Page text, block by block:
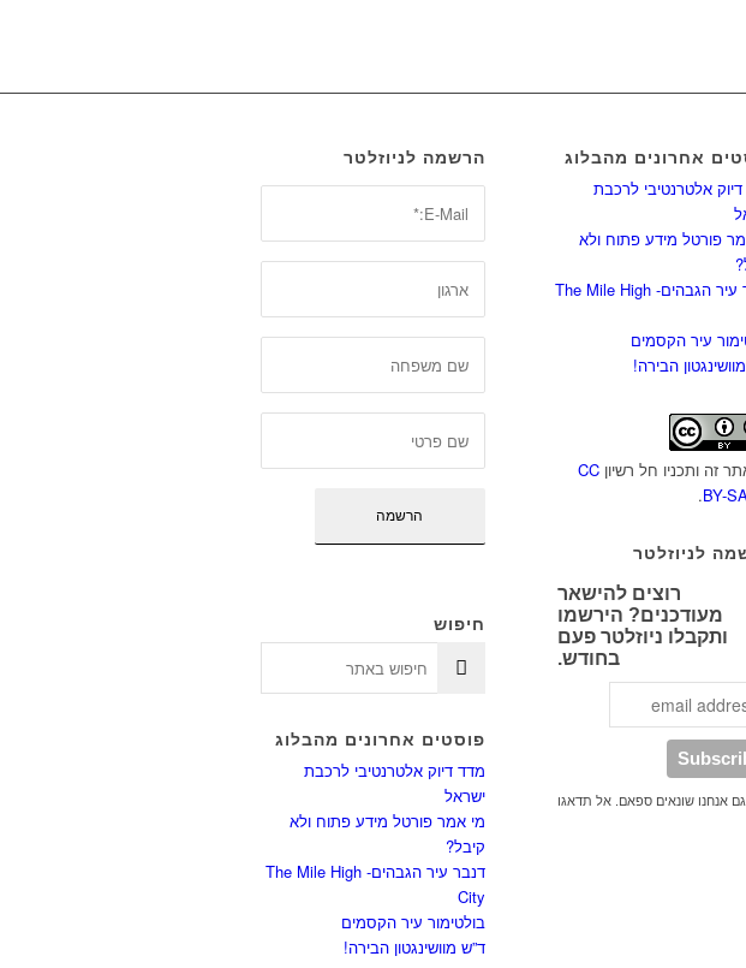
הרשמה לניוזלטר
חיפוש
פוסטים אחרונים מהבלוג
מדד דיוק אלטרנטיבי לרכבת
ישראל
מי אמר פורטל מידע פתוח ולא
קיבל?
דנבר עיר הגבהים- The Mile High
City
בולטימור עיר הקסמים
ד”ש מוושינגטון הבירה!
אחרונים מהבלוג
אלטרנטיבי לרכבת
פורטל מידע פתוח ולא
דנבר עיר הגבהים- The Mile High
עיר הקסמים
הבירה!
זה ותכניו חל רשיוןCC
BY-
.
לניוזלטר
רוצים להישאר
מעודכנים? הירשמו
ותקבלו ניוזלטר פעם
בחודש.
אנחנו שונאים ספאם. אל תדאגו